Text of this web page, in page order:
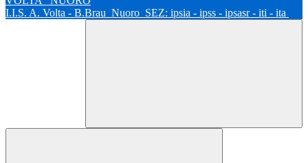
I.I.S. A. Volta - B.Brau Nuoro SEZ: ipsia - ipss - ipsasr - iti - ita